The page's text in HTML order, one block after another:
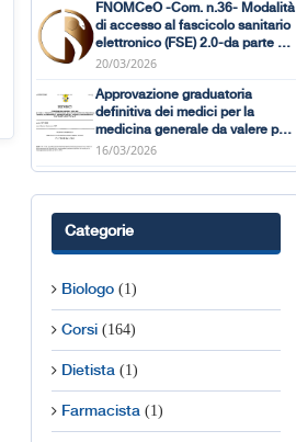
FNOMCeO -Com. n.36- Modalità
di accesso al fascicolo sanitario
elettronico (FSE) 2.0-da parte dei
MMG e PLS
20/03/2026
Approvazione graduatoria
definitiva dei medici per la
medicina generale da valere per
l’anno 2026.
16/03/2026
Categorie
Biologo (1)
Corsi (164)
Dietista (1)
Farmacista (1)